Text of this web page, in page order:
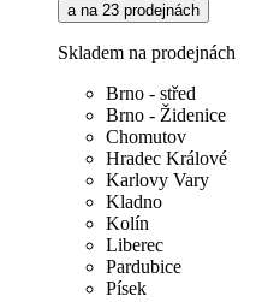
a na 23 prodejnách
Skladem na prodejnách
Brno - střed
Brno - Židenice
Chomutov
Hradec Králové
Karlovy Vary
Kladno
Kolín
Liberec
Pardubice
Písek